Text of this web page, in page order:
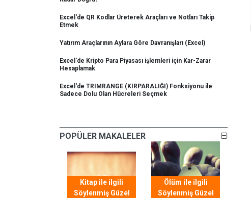
Excel'de QR Kodlar Üreterek Araçları ve Notları Takip
Etmek
Yatırım Araçlarının Aylara Göre Davranışları (Excel)
Excel'de Kripto Para Piyasası işlemleri için Kar-Zarar
Hesaplamak
Excel'de TRIMRANGE (KIRPARALIĞI) Fonksiyonu ile
Sadece Dolu Olan Hücreleri Seçmek
POPÜLER MAKALELER
Kitap ile ilgili
Söylenmiş Güzel
Ölüm ile ilgili
Söylenmiş Güzel